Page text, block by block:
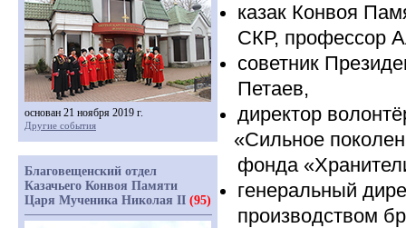
казак Конвоя
СКР, профессор
советник
Петаев,
директор
«Сильное
фонда
генеральный
производством
основан 21 ноября 2019 г.
Другие события
Благовещенский отдел
Казачьего Конвоя Памяти
Царя Мученика Николая II (95)